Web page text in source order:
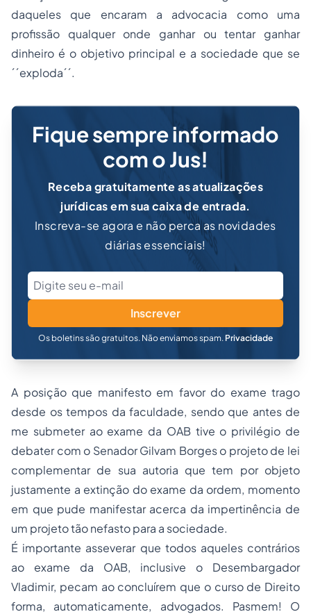
daqueles que encaram a advocacia como uma
profissão qualquer onde ganhar ou tentar ganhar
dinheiro é o objetivo principal e a sociedade que se
´´exploda´´.
Fique sempre informado
com o Jus!
Receba gratuitamente as atualizações
jurídicas em sua caixa de entrada.
Inscreva-se agora e não perca as novidades
diárias essenciais!
Inscrever
Os boletins são gratuitos. Não enviamos spam. Privacidade
A posição que manifesto em favor do exame trago
desde os tempos da faculdade, sendo que antes de
me submeter ao exame da OAB tive o privilégio de
debater com o Senador Gilvam Borges o projeto de lei
complementar de sua autoria que tem por objeto
justamente a extinção do exame da ordem, momento
em que pude manifestar acerca da impertinência de
um projeto tão nefasto para a sociedade.
É importante asseverar que todos aqueles contrários
ao exame da OAB, inclusive o Desembargador
Vladimir, pecam ao concluírem que o curso de Direito
forma, automaticamente, advogados. Pasmem! O